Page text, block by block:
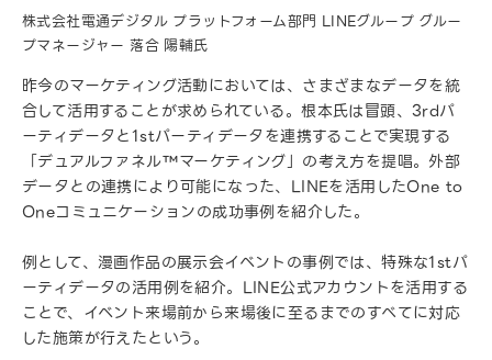
株式会社電通デジタル プラットフォーム部門 LINEグループ グルー
プマネージャー 落合 陽輔氏
昨今のマーケティング活動においては、さまざまなデータを統
合して活用することが求められている。根本氏は冒頭、3rdパ
ーティデータと1stパーティデータを連携することで実現する
「デュアルファネル™マーケティング」の考え方を提唱。外部
データとの連携により可能になった、LINEを活用したOne to
Oneコミュニケーションの成功事例を紹介した。
例として、漫画作品の展示会イベントの事例では、特殊な1stパ
ーティデータの活用例を紹介。LINE公式アカウントを活用する
ことで、イベント来場前から来場後に至るまでのすべてに対応
した施策が行えたという。